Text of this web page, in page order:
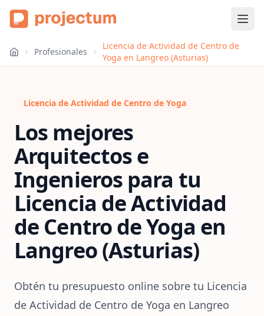
Profesionales
Licencia de Actividad de Centro de
Yoga en Langreo (Asturias)
Licencia de Actividad de Centro de Yoga
Los mejores
Arquitectos e
Ingenieros para tu
Licencia de Actividad
de Centro de Yoga en
Langreo (Asturias)
Obtén tu presupuesto online sobre tu Licencia
de Actividad de Centro de Yoga en Langreo